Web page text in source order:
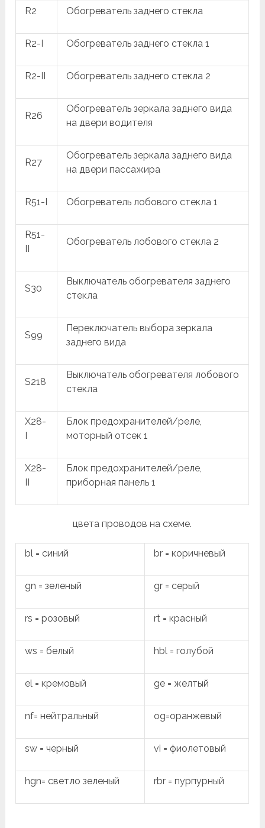
R2 Обогреватель заднего стекла
R2-I Обогреватель заднего стекла 1
R2-II Обогреватель заднего стекла 2
R26
Обогреватель зеркала заднего вида
на двери водителя
R27
Обогреватель зеркала заднего вида
на двери пассажира
R51-I Обогреватель лобового стекла 1
R51-
II
Обогреватель лобового стекла 2
S30
Выключатель обогревателя заднего
стекла
S99
Переключатель выбора зеркала
заднего вида
S218
Выключатель обогревателя лобового
стекла
X28-
I
Блок предохранителей/реле,
моторный отсек 1
X28-
II
Блок предохранителей/реле,
приборная панель 1
цвета проводов на схеме.
bl = синий br = коричневый
gn = зеленый gr = серый
rs = розовый rt = красный
ws = белый hbl = голубой
el = кремовый ge = желтый
nf= нейтральный og=оранжевый
sw = черный vi = фиолетовый
hgn= светло зеленый rbr = пурпурный